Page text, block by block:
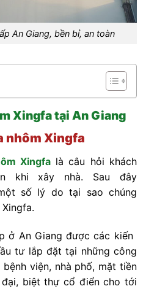
An Giang, bền bỉ, an toàn
Xingfa tại An Giang
nhôm Xingfa
Xingfalà câu hỏi khách
khi xây nhà. Sau đây
số lý do tại sao chúng
ở An Giang được các kiến
tư lắp đặt tại những công
viện, nhà phố, mặt tiền
biệt thự cổ điển cho tới